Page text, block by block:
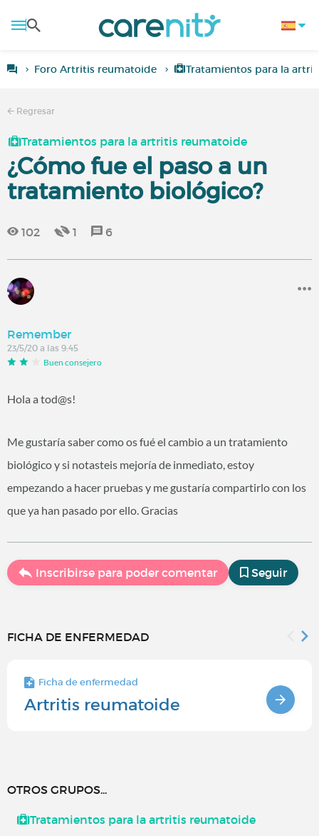
Foro Artritis reumatoide Tratamientos para la
Regresar
Tratamientos para la artritis reumatoide
¿Cómo fue el paso a un
tratamiento biológico?
102 1 6
Remember
23/5/20 a las 9:45
Buen consejero
Hola a tod@s!
Me gustaría saber como os fué el cambio a un tratamiento
biológico y si notasteis mejoría de inmediato, estoy
empezando a hacer pruebas y me gustaría compartirlo con los
que ya han pasado por ello. Gracias
Inscribirse para poder comentar Seguir
FICHA DE ENFERMEDAD
Ficha de enfermedad
Artritis reumatoide
OTROS GRUPOS...
Tratamientos para la artritis reumatoide